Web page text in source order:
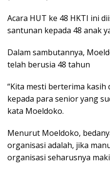
Acara HUT ke 48 HKTI ini
santunan kepada 48 anak
Dalam sambutannya,
telah berusia 48 tahun
“Kita mesti berterima
kepada para senior yang
kata Moeldoko.
Menurut Moeldoko,
organisasi adalah, jika
organisasi seharusnya